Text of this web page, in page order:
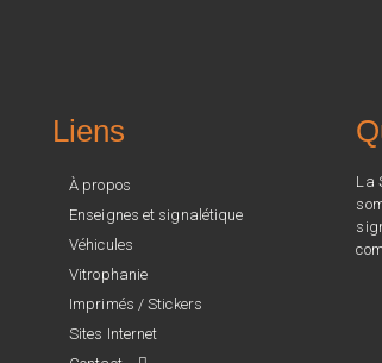
Liens
À propos
Enseignes et signalétique
Véhicules
Vitrophanie
Imprimés / Stickers
Sites Internet
La